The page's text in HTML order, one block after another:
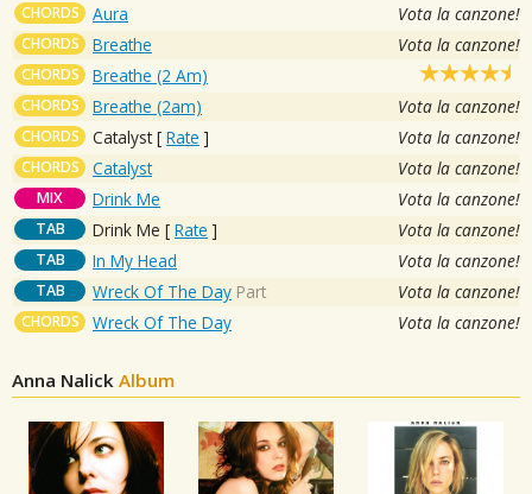
CHORDS Aura Vota la canzone!
CHORDS Breathe Vota la canzone!
CHORDS Breathe (2 Am)
CHORDS Breathe (2am) Vota la canzone!
CHORDS Catalyst[ Rate ] Vota la canzone!
CHORDS Catalyst Vota la canzone!
MIX Drink Me Vota la canzone!
TAB Drink Me [ Rate ] Vota la canzone!
TAB In My Head Vota la canzone!
TAB Wreck Of The Day Part Vota la canzone!
CHORDS Wreck Of The Day Vota la canzone!
Anna Nalick Album